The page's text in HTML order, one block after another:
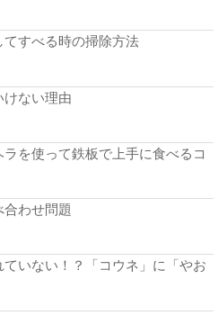
すべる時の掃除方法
けない理由
を使って鉄板で上手に食べるコ
わせ問題
いない！？「コウネ」に「やお